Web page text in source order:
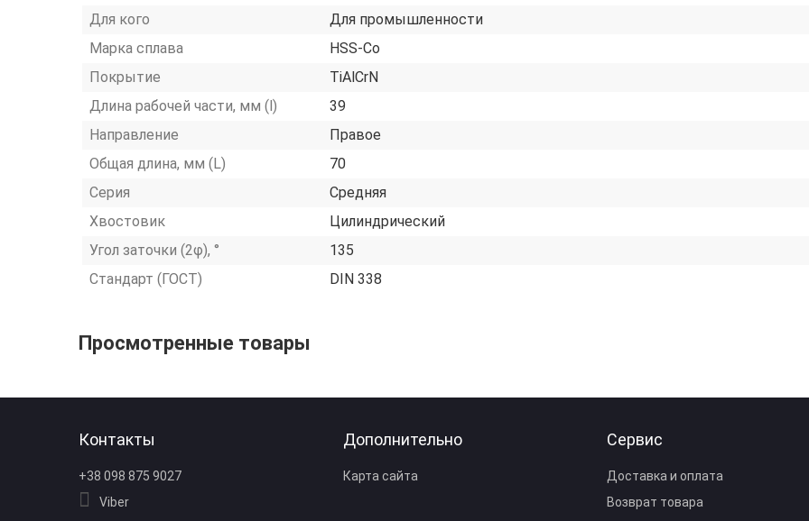
Для кого
Для промышленности
Марка сплава
HSS-Co
Покрытие
TiAlCrN
Длина рабочей части, мм (l)
39
Направление
Правое
Общая длина, мм (L)
70
Серия
Средняя
Хвостовик
Цилиндрический
Угол заточки (2φ), °
135
Стандарт (ГОСТ)
DIN 338
Просмотренные товары
Контакты
+38 098 875 9027
Viber
Дополнительно
Карта сайта
Сервис
Доставка и оплата
Возврат товара